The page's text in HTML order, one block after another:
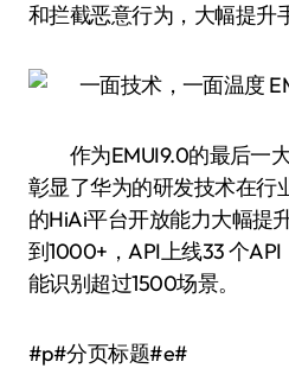
和拦截恶意行为，大幅提升
作为EMUI9.0的最后一大
彰显了华为的研发技术在行
的HiAi平台开放能力大幅提
到1000+，API上线33 个
能识别超过1500场景。
#p#分页标题#e#